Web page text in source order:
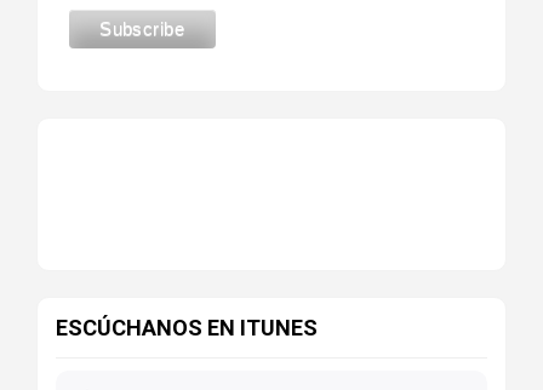
ESCÚCHANOS EN ITUNES